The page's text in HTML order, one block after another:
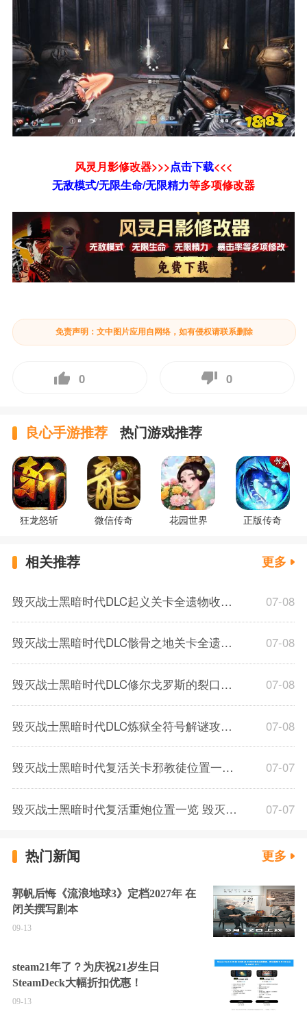
风灵月影修改器>>>点击下载<<<
无敌模式/无限生命/无限精力等多项修改器
免责声明：文中图片应用自网络，如有侵权请联系删除
0 0
良心手游推荐 热门游戏推荐
狂龙怒斩 微信传奇 花园世界 正版传奇
相关推荐 更多
毁灭战士黑暗时代DLC起义关卡全遗物收集攻略 毁灭战士黑暗时代DLC起义关卡遗物碎片收集 07-08
毁灭战士黑暗时代DLC骸骨之地关卡全遗物收集攻略 骸骨之地关卡全遗物碎片收集 07-08
毁灭战士黑暗时代DLC修尔戈罗斯的裂口遗物收集攻略 DOOMTDADLC修尔戈罗斯的裂口碎片收集攻略 07-08
毁灭战士黑暗时代DLC炼狱全符号解谜攻略 毁灭战士黑暗时代DLC炼狱全转盘符号一览 07-08
毁灭战士黑暗时代复活关卡邪教徒位置一览 毁灭战士黑暗时代复活关卡邪教徒在哪 07-07
毁灭战士黑暗时代复活重炮位置一览 毁灭战士黑暗时代复活关卡重炮在哪 07-07
热门新闻 更多
郭帆后悔《流浪地球3》定档2027年 在
闭关撰写剧本
09-13
steam21年了？为庆祝21岁生日
SteamDeck大幅折扣优惠！
09-13